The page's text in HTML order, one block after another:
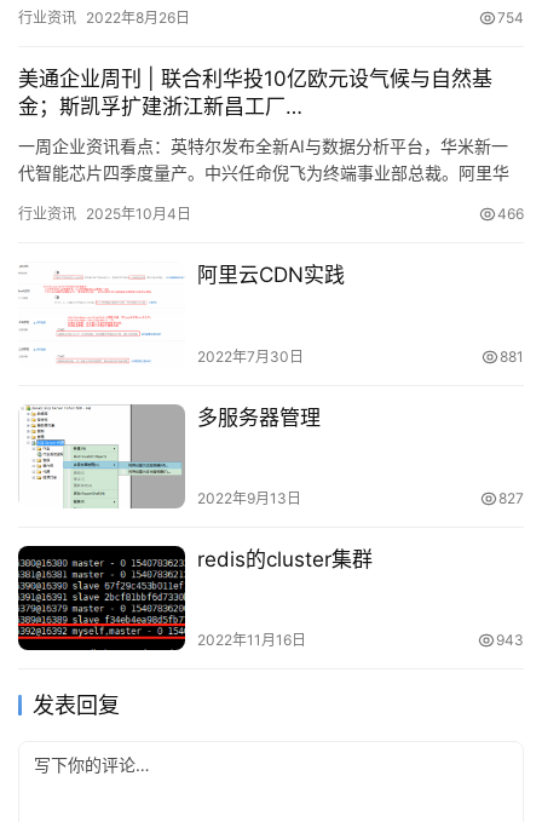
行业资讯 2022年8月26日 754
美通企业周刊 | 联合利华投10亿欧元设气候与自然基
金；斯凯孚扩建浙江新昌工厂…
一周企业资讯看点：英特尔发布全新AI与数据分析平台，华米新一
代智能芯片四季度量产。中兴任命倪飞为终端事业部总裁。阿里华
行业资讯 2025年10月4日 466
阿里云CDN实践
2022年7月30日 881
多服务器管理
2022年9月13日 827
redis的cluster集群
2022年11月16日 943
发表回复